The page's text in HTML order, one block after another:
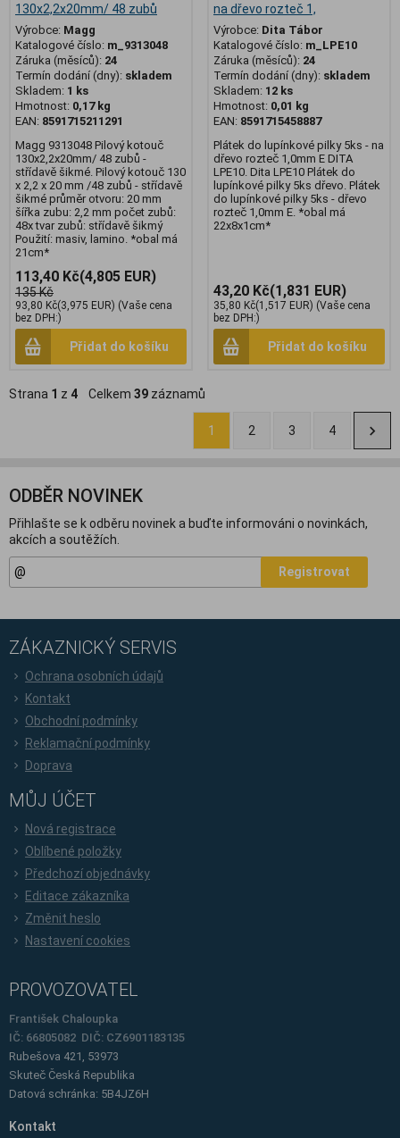
130x2,2x20mm/ 48 zubů
Výrobce: Magg
Katalogové číslo: m_9313048
Záruka (měsíců): 24
Termín dodání (dny): skladem
Skladem: 1 ks
Hmotnost: 0,17 kg
EAN: 8591715211291
Magg 9313048 Pilový kotouč
130x2,2x20mm/ 48 zubů -
střídavě šikmé. Pilový kotouč 130
x 2,2 x 20 mm /48 zubů - střídavě
šikmé průměr otvoru: 20 mm
šířka zubu: 2,2 mm počet zubů:
48x tvar zubů: střídavě šikmý
Použití: masiv, lamino. *obal má
21cm*
113,40 Kč(4,805 EUR)
135 Kč
93,80 Kč(3,975 EUR) (Vaše cena
bez DPH:)
Přidat do košíku
na dřevo rozteč 1,
Výrobce: Dita Tábor
Katalogové číslo: m_LPE10
Záruka (měsíců): 24
Termín dodání (dny): skladem
Skladem: 12 ks
Hmotnost: 0,01 kg
EAN: 8591715458887
Plátek do lupínkové pilky 5ks - na
dřevo rozteč 1,0mm E DITA
LPE10. Dita LPE10 Plátek do
lupínkové pilky 5ks dřevo. Plátek
do lupínkové pilky 5ks - dřevo
rozteč 1,0mm E. *obal má
22x8x1cm*
43,20 Kč(1,831 EUR)
35,80 Kč(1,517 EUR) (Vaše cena
bez DPH:)
Přidat do košíku
Strana 1 z 4 Celkem 39 záznamů
1 2 3 4
ODBĚR NOVINEK
Přihlašte se k odběru novinek a buďte informováni o novinkách,
akcích a soutěžích.
Registrovat
ZÁKAZNICKÝ SERVIS
Ochrana osobních údajů
Kontakt
Obchodní podmínky
Reklamační podmínky
Doprava
MŮJ ÚČET
Nová registrace
Oblíbené položky
Předchozí objednávky
Editace zákazníka
Změnit heslo
Nastavení cookies
PROVOZOVATEL
František Chaloupka
IČ: 66805082 DIČ: CZ6901183135
Rubešova 421, 53973
Skuteč Česká Republika
Datová schránka: 5B4JZ6H
Kontakt